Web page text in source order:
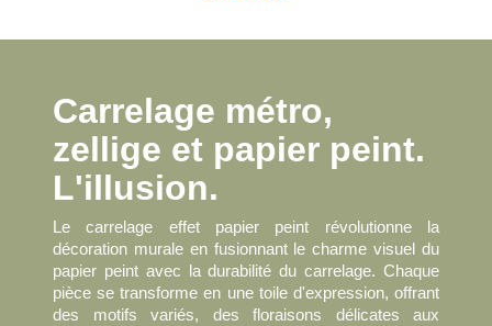
Carrelage métro,
zellige et papier peint.
L'illusion.
Le carrelage effet papier peint révolutionne la
décoration murale en fusionnant le charme visuel du
papier peint avec la durabilité du carrelage. Chaque
pièce se transforme en une toile d'expression, offrant
des motifs variés, des floraisons délicates aux